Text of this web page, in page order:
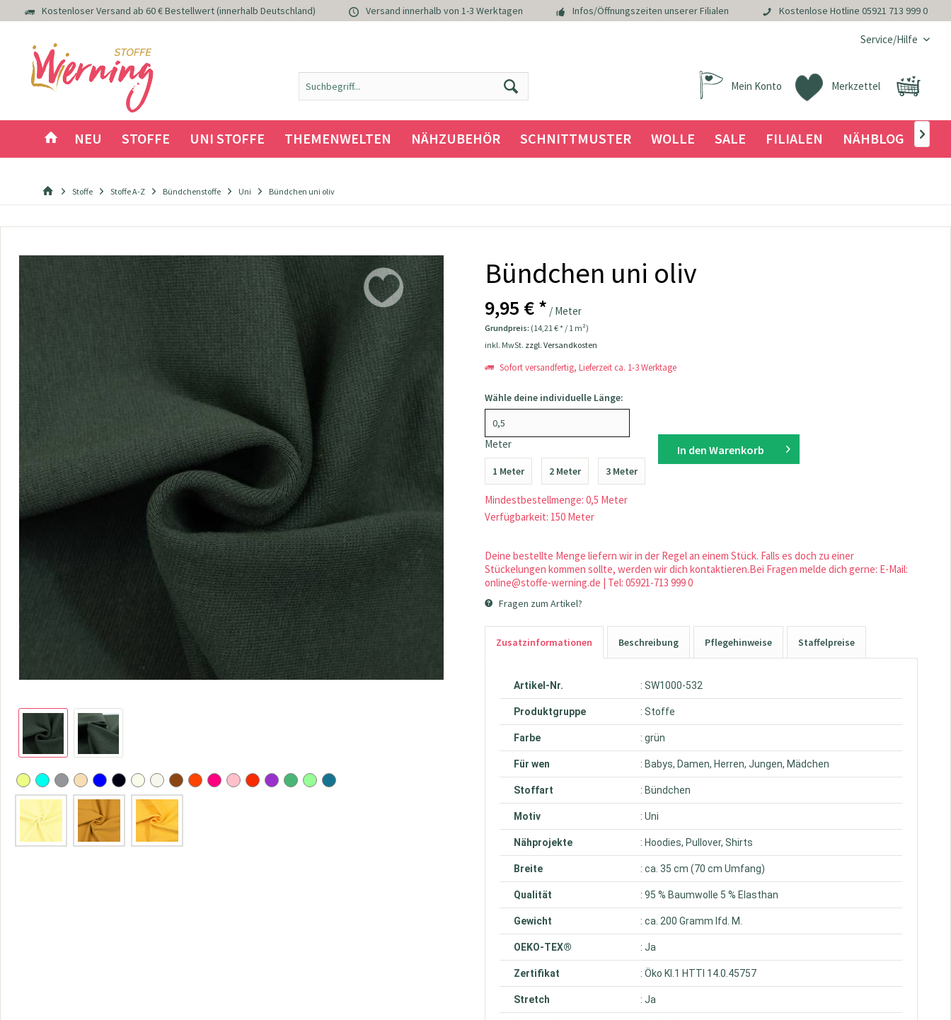
Kostenloser Versand ab 60 € Bestellwert (innerhalb Deutschland) Versand innerhalb von 1-3 Werktagen Infos/Öffnungszeiten unserer Filialen Kostenlose Hotline 05921 713 999 0
Service/Hilfe
Merkzettel
Mein Konto
NEU STOFFE UNI STOFFE THEMENWELTEN NÄHZUBEHÖR SCHNITTMUSTER WOLLE SALE FILIALEN NÄHBLOG 
Stoffe Stoffe A-Z Bündchenstoffe Uni Bündchen uni oliv
Bündchen uni oliv
9,95 € * / Meter
Grundpreis: (14,21 € * / 1 m²)
inkl. MwSt. zzgl. Versandkosten
Sofort versandfertig, Lieferzeit ca. 1-3 Werktage
Wähle deine individuelle Länge:
Meter
1 Meter 2 Meter 3 Meter
Mindestbestellmenge: 0,5 Meter
Verfügbarkeit: 150 Meter
In den Warenkorb
Deine bestellte Menge liefern wir in der Regel an einem Stück. Falls es doch zu einer
Stückelungen kommen sollte, werden wir dich kontaktieren.Bei Fragen melde dich gerne: E-Mail:
online@stoffe-werning.de | Tel: 05921-713 999 0
Fragen zum Artikel?
Zusatzinformationen Beschreibung Pflegehinweise Staffelpreise
Artikel-Nr. : SW1000-532
Produktgruppe : Stoffe
Farbe : grün
Für wen : Babys, Damen, Herren, Jungen, Mädchen
Stoffart : Bündchen
Motiv : Uni
Nähprojekte : Hoodies, Pullover, Shirts
Breite : ca. 35 cm (70 cm Umfang)
Qualität : 95 % Baumwolle 5 % Elasthan
Gewicht : ca. 200 Gramm lfd. M.
OEKO-TEX® : Ja
Zertifikat : Öko Kl.1 HTTI 14.0.45757
Stretch : Ja